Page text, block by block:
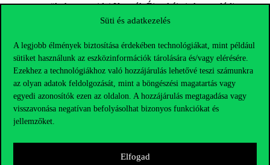
Süti és adatkezelés
A legjobb élmények biztosítása érdekében technológiákat, mint például
sütiket használunk az eszközinformációk tárolására és/vagy elérésére.
Ezekhez a technológiákhoz való hozzájárulás lehetővé teszi számunkra
az olyan adatok feldolgozását, mint a böngészési magatartás vagy
egyedi azonosítók ezen az oldalon. A hozzájárulás megtagadása vagy
visszavonása negatívan befolyásolhat bizonyos funkciókat és
jellemzőket.
Elfogad
azt tervezzük, hogy az idei Kutatók Éjszakája is kapcsolódjon az
évfordulóhoz. Egy olyan keretet szeretnénk adni a programnak,
egyben lehetőséget is ad az Egyetemen zajló kutatómunka
népszerűsítésének.
A keret, amelyhez kapcsolódóan várjuk a kezdeményezéseket:
Kutatás és korszerűség a Corvinuson
Milyen kérdésekre keresi a választ Magyarország vezető
közgazdászképzés zászlóshajója?